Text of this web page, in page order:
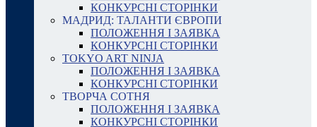
КОНКУРСНІ СТОРІНКИ
МАДРИД: ТАЛАНТИ ЄВРОПИ
ПОЛОЖЕННЯ І ЗАЯВКА
КОНКУРСНІ СТОРІНКИ
TOKYO ART NINJA
ПОЛОЖЕННЯ І ЗАЯВКА
КОНКУРСНІ СТОРІНКИ
ТВОРЧА СОТНЯ
ПОЛОЖЕННЯ І ЗАЯВКА
КОНКУРСНІ СТОРІНКИ